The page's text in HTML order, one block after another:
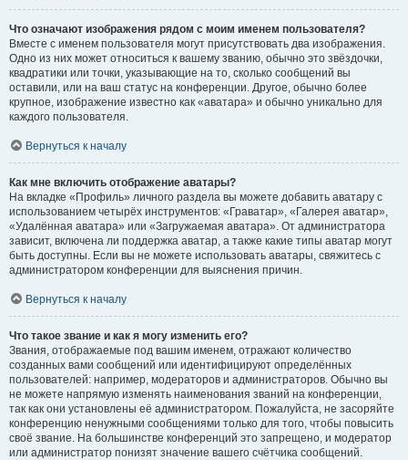
Что означают изображения рядом с моим именем пользователя?
Вместе с именем пользователя могут присутствовать два изображения.
Одно из них может относиться к вашему званию, обычно это звёздочки,
квадратики или точки, указывающие на то, сколько сообщений вы
оставили, или на ваш статус на конференции. Другое, обычно более
крупное, изображение известно как «аватара» и обычно уникально для
каждого пользователя.
Вернуться к началу
Как мне включить отображение аватары?
На вкладке «Профиль» личного раздела вы можете добавить аватару с
использованием четырёх инструментов: «Граватар», «Галерея аватар»,
«Удалённая аватара» или «Загружаемая аватара». От администратора
зависит, включена ли поддержка аватар, а также какие типы аватар могут
быть доступны. Если вы не можете использовать аватары, свяжитесь с
администратором конференции для выяснения причин.
Вернуться к началу
Что такое звание и как я могу изменить его?
Звания, отображаемые под вашим именем, отражают количество
созданных вами сообщений или идентифицируют определённых
пользователей: например, модераторов и администраторов. Обычно вы
не можете напрямую изменять наименования званий на конференции,
так как они установлены её администратором. Пожалуйста, не засоряйте
конференцию ненужными сообщениями только для того, чтобы повысить
своё звание. На большинстве конференций это запрещено, и модератор
или администратор понизят значение вашего счётчика сообщений.